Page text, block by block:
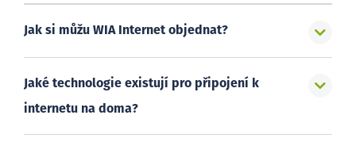
Jak si můžu WIA Internet objednat?
Jaké technologie existují pro připojení k
internetu na doma?